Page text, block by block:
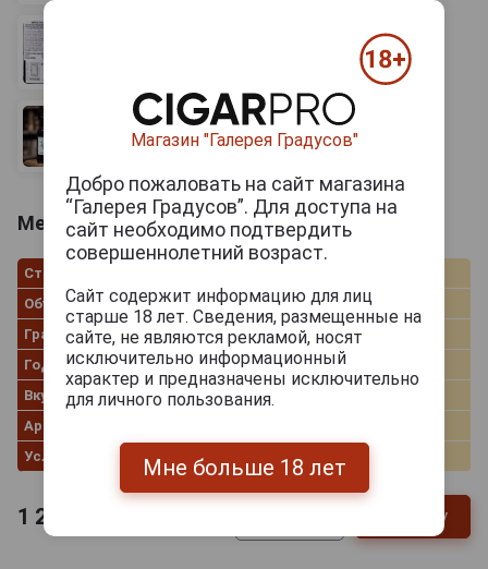
Merito Fino Херес Мерито Фино 0.75л
Страна производства
Объём
0.75 л
Градус
15.0%
Год производства
2020
Вкус хереса
Fino
Артикул
Условия продаж
Только самовывоз
1 224 В заявку
Магазин "Галерея Градусов"
Добро пожаловать на сайт магазина
“Галерея Градусов”. Для доступа на
сайт необходимо подтвердить
совершеннолетний возраст.
Сайт содержит информацию для лиц
старше 18 лет. Сведения, размещенные на
сайте, не являются рекламой, носят
исключительно информационный
характер и предназначены исключительно
для личного пользования.
Мне больше 18 лет